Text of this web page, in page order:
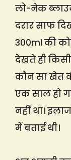
लो-नेक
दरार साफ
300ml की
देखते ही
कौन सा खेत
एक साल हो
नहीं था।
में बताई थी।